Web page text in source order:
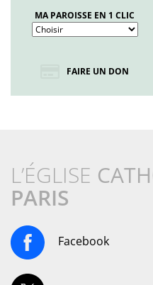
MA PAROISSE EN 1 CLIC
FAIRE UN DON
L’ÉGLISE
PARIS
Facebook